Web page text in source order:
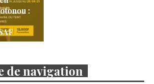
:
de navigation